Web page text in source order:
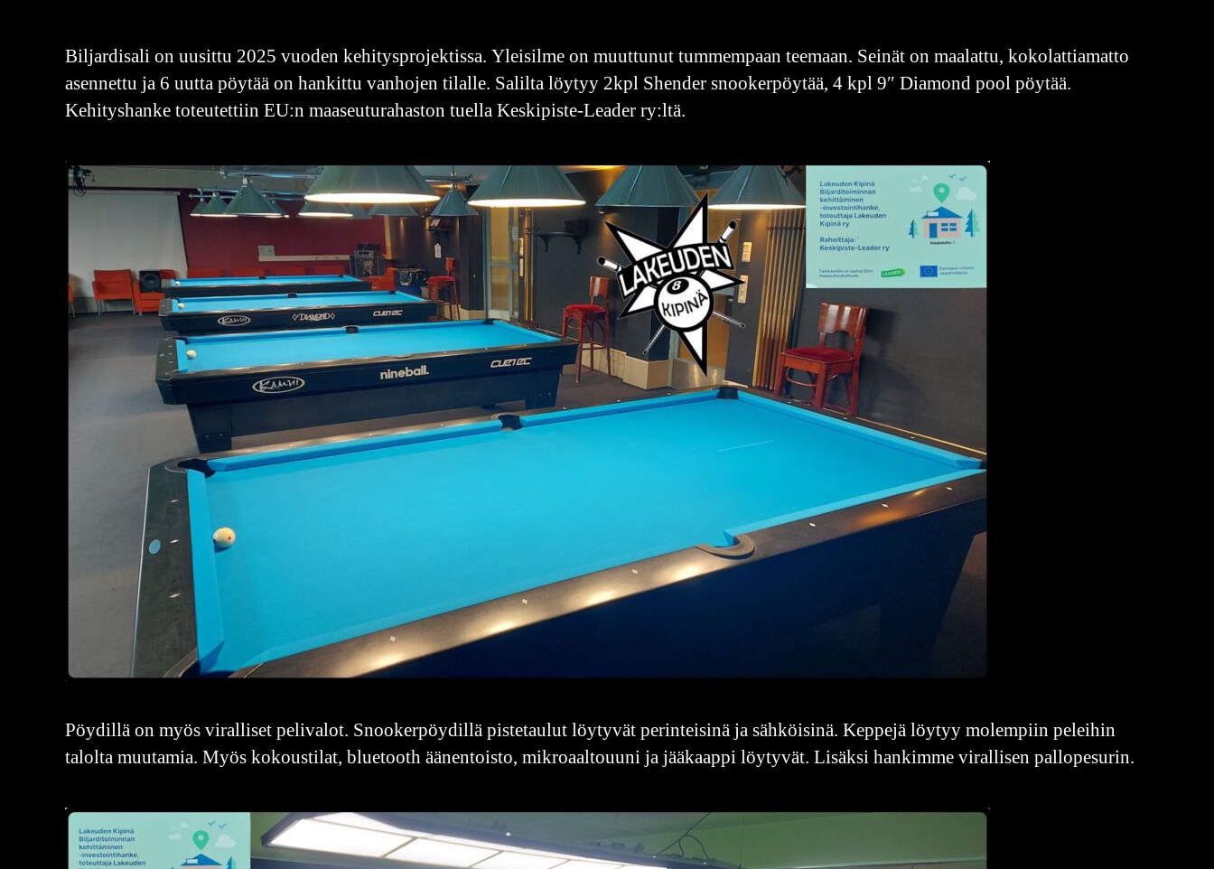
Biljardisali on uusittu 2025 vuoden kehitysprojektissa. Yleisilme on muuttunut tummempaan teemaan. Seinät on maalattu, kokolattiamatto
asennettu ja 6 uutta pöytää on hankittu vanhojen tilalle. Salilta löytyy 2kpl Shender snookerpöytää, 4 kpl 9″ Diamond pool pöytää.
Kehityshanke toteutettiin EU:n maaseuturahaston tuella Keskipiste-Leader ry:ltä.
Pöydillä on myös viralliset pelivalot. Snookerpöydillä pistetaulut löytyvät perinteisinä ja sähköisinä. Keppejä löytyy molempiin peleihin
talolta muutamia. Myös kokoustilat, bluetooth äänentoisto, mikroaaltouuni ja jääkaappi löytyvät. Lisäksi hankimme virallisen pallopesurin.